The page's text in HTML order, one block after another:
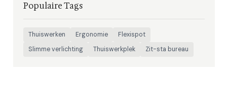
Populaire Tags
Thuiswerken Ergonomie
Flexispot
Slimme verlichting
Thuiswerkplek Zit-sta bureau